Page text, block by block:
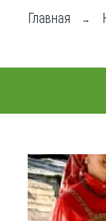
Где
Что
О регионе
Главная